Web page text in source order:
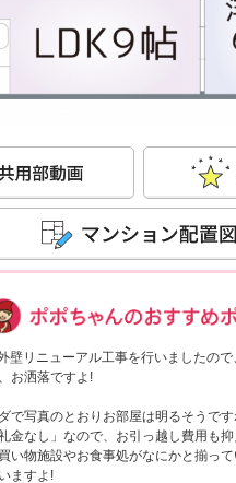
壁リニューアル工事を行いましたの
お洒落ですよ!
で写真のとおりお部屋は明るそうです
礼金なし」なので、お引っ越し費用も
い物施設やお食事処がなにかと揃っ
ますよ!